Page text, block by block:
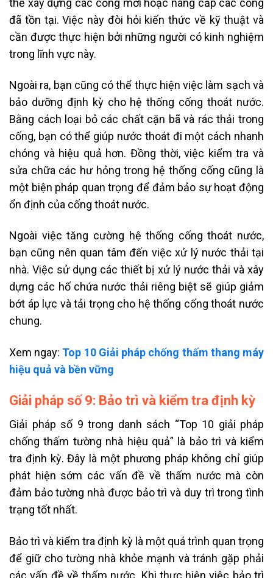
đã tồn tại. Việc này đòi hỏi kiến thức về kỹ thuật và
cần được thực hiện bởi những người có kinh nghiệm
trong lĩnh vực này.
Ngoài ra, bạn cũng có thể thực hiện việc làm sạch và
bảo dưỡng định kỳ cho hệ thống cống thoát nước.
Bằng cách loại bỏ các chất cặn bã và rác thải trong
cống, bạn có thể giúp nước thoát đi một cách nhanh
chóng và hiệu quả hơn. Đồng thời, việc kiểm tra và
sửa chữa các hư hỏng trong hệ thống cống cũng là
một biện pháp quan trọng để đảm bảo sự hoạt động
ổn định của cống thoát nước.
Ngoài việc tăng cường hệ thống cống thoát nước,
bạn cũng nên quan tâm đến việc xử lý nước thải tại
nhà. Việc sử dụng các thiết bị xử lý nước thải và xây
dựng các hố chứa nước thải riêng biệt sẽ giúp giảm
bớt áp lực và tải trọng cho hệ thống cống thoát nước
chung.
Xem ngay: Top 10 Giải pháp chống thấm thang máy
hiệu quả và bền vững
Giải pháp số 9: Bảo trì và kiểm tra định kỳ
Giải pháp số 9 trong danh sách “Top 10 giải pháp
chống thấm tường nhà hiệu quả” là bảo trì và kiểm
tra định kỳ. Đây là một phương pháp không chỉ giúp
phát hiện sớm các vấn đề về thấm nước mà còn
đảm bảo tường nhà được bảo trì và duy trì trong tình
trạng tốt nhất.
Bảo trì và kiểm tra định kỳ là một quá trình quan trọng
để giữ cho tường nhà khỏe mạnh và tránh gặp phải
các vấn đề về thấm nước. Khi thực hiện việc bảo trì